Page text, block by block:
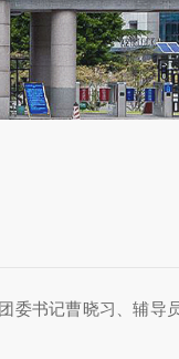
团委书记曹晓习、辅导